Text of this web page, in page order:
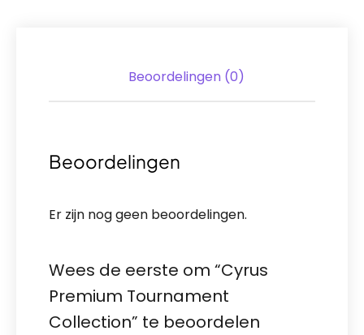
Beoordelingen (0)
Beoordelingen
Er zijn nog geen beoordelingen.
Wees de eerste om “Cyrus
Premium Tournament
Collection” te beoordelen